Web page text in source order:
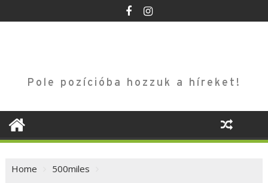
to
Pole pozícióba hozzuk a híreket!
Home
500miles